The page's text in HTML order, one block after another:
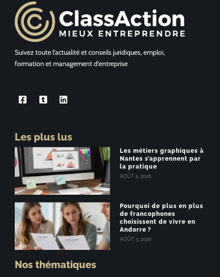
Suivez toute l’actualité et conseils juridiques, emploi,
formation et management d’entreprise
Les plus lus
Les métiers graphiques à
Nantes s’apprennent par
la pratique
AOÛT 5, 2026
Pourquoi de plus en plus
de francophones
choisissent de vivre en
Andorre ?
AOÛT 3, 2026
Nos thématiques